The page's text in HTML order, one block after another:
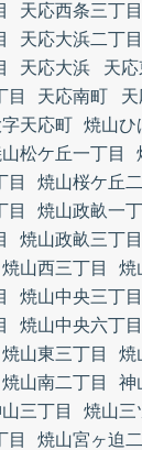
天応西条三丁目
天応大浜二丁目
天応大浜
天応
目
天応南町
字天応町 焼山ひ
松ケ丘一丁目
目
焼山桜ケ丘
目
焼山政畝一
焼山政畝三丁目
焼山西三丁目
焼
焼山中央三丁目
焼山中央六丁目
焼山東三丁目
焼
焼山南二丁目
神
三丁目
焼山三
目
焼山宮ヶ迫